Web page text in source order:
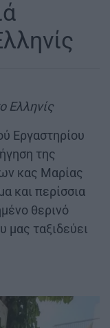
Ελληνίς
Εργαστηρίου
της
κας Μαρίας
και περίσσια
θερινό
μας ταξιδεύει